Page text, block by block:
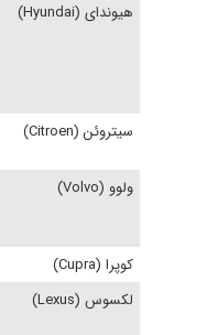
هیوندای (Hyundai)
سیتروئن (Citroen)
ولوو (Volvo)
کوپرا (Cupra)
لکسوس (Lexus)